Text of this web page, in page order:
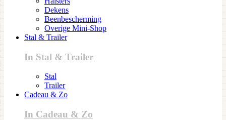
Dekens
Beenbescherming
Overige Mini-Shop
Stal & Trailer
In Stal & Trailer
Stal
Trailer
Cadeau & Zo
In Cadeau & Zo